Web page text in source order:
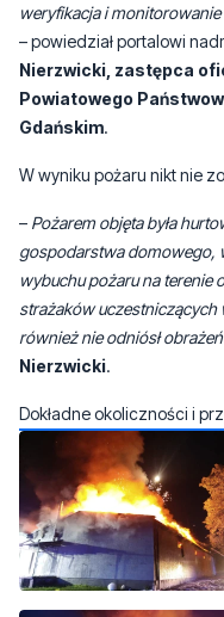
weryfikacja i
– powiedział portalowi
Nierzwicki, zastępca
Powiatowego
Gdańskim.
W wyniku pożaru nikt nie
– Pożarem objęta była
gospodarstwa domowego,
wybuchu pożaru na terenie
strażaków
również nie odniósł obrażeń
Nierzwicki.
Dokładne okoliczności i